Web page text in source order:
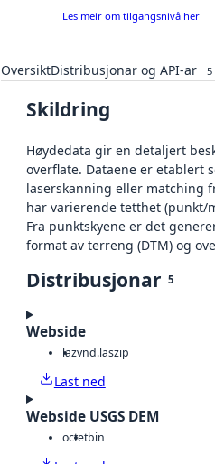
Les meir om tilgangsnivå her
OversiktDistribusjonar og API-ar 5
Skildring
Høydedata gir en detaljert
overflate. Dataene er etablert
laserskanning eller matching
har varierende tetthet (punkt/
Fra punktskyene er det
format av terreng (DTM) og
Distribusjonar 5
Webside
lazvnd.laszip
Last ned
Webside USGS DEM
octetbin